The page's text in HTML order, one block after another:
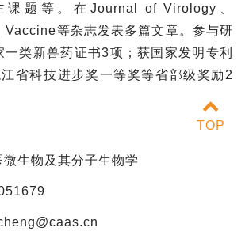
课题等。在Journal of Virology、
等杂志发表多篇文章。参与研
一类新兽药证书3项；获国家发明专利
省科技进步奖一等奖等省部级奖励2
生物及其分子生物学
TOP